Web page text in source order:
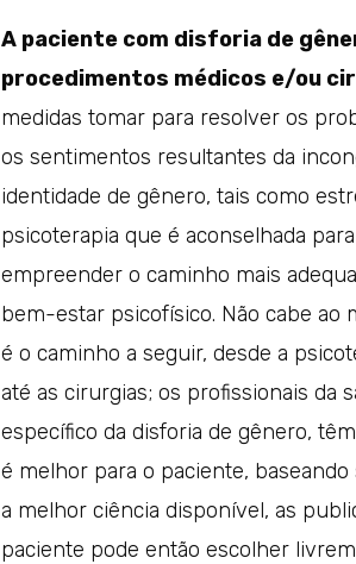
A paciente com disforia de
procedimentos médicos e/ou
medidas tomar para resolver os
os sentimentos resultantes da
identidade de gênero, tais como
psicoterapia que é aconselhada
empreender o caminho mais
bem-estar psicofísico. Não cabe ao
é o caminho a seguir, desde a
até as cirurgias; os profissionais da
específico da disforia de gênero,
é melhor para o paciente,
a melhor ciência disponível, as
paciente pode então escolher